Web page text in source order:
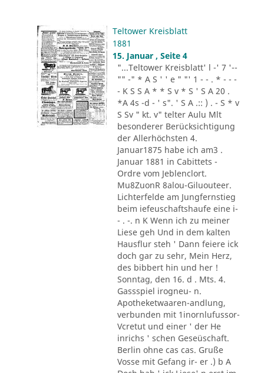
Teltower Kreisblatt
1881
15. Januar , Seite 4
"...Teltower Kreisblatt' l -' 7 '--
"" -" * A S ' ' e " "' 1 - - . * - - -
- K S S A * * S v * S ' S A 20 .
*A 4s -d - ' s". ' S A .:: ) . - S * v
S Sv " kt. v" telter Aulu Mlt
besonderer Berücksichtigung
der Allerhöchsten 4.
Januar1875 habe ich am3 .
Januar 1881 in Cabittets -
Ordre vom Jeblenclort.
Mu8ZuonR 8alou-Giluouteer.
Lichterfelde am Jungfernstieg
beim iefeuschaftshaufe eine i-
- . -. n K Wenn ich zu meiner
Liese geh Und in dem kalten
Hausflur steh ' Dann feiere ick
doch gar zu sehr, Mein Herz,
des bibbert hin und her !
Sonntag, den 16. d . Mts. 4.
Gassspiel irogneu- n.
Apotheketwaaren-andlung,
verbunden mit 1inornlufussor-
Vcretut und einer ' der He
inrichs ' schen Geseüschaft.
Berlin ohne cas cas. Gruße
Vosse mit Gefang ir- er .) b A